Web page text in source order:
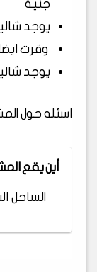
جنية
يوجد شالية
وقرت ايضا شالية
يوجد شالية
اسئله حول
أين يقع
الساحل